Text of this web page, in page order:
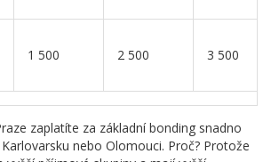
1 500 2 500 3 500
zaplatíte za základní bonding snadno
nebo Olomouci. Proč? Protože